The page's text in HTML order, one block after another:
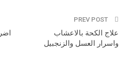
علاج الكحة بالاعشاب
واسرار العسل والزنجبيل